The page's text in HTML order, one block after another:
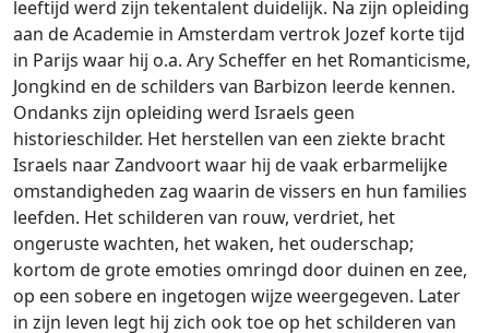
leeftijd werd zijn tekentalent duidelijk. Na zijn opleiding
aan de Academie in Amsterdam vertrok Jozef korte tijd
in Parijs waar hij o.a. Ary Scheffer en het Romanticisme,
Jongkind en de schilders van Barbizon leerde kennen.
Ondanks zijn opleiding werd Israels geen
historieschilder. Het herstellen van een ziekte bracht
Israels naar Zandvoort waar hij de vaak erbarmelijke
omstandigheden zag waarin de vissers en hun families
leefden. Het schilderen van rouw, verdriet, het
ongeruste wachten, het waken, het ouderschap;
kortom de grote emoties omringd door duinen en zee,
op een sobere en ingetogen wijze weergegeven. Later
in zijn leven legt hij zich ook toe op het schilderen van